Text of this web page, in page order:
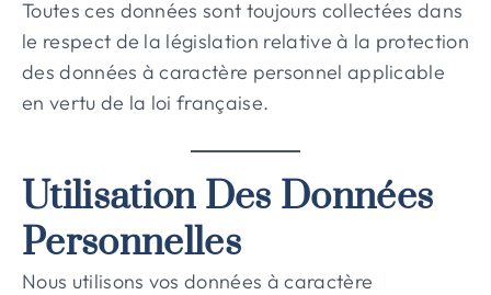
Toutes ces données sont toujours collectées dans
le respect de la législation relative à la protection
des données à caractère personnel applicable
en vertu de la loi française.
Utilisation Des Données
Personnelles
Nous utilisons vos données à caractère